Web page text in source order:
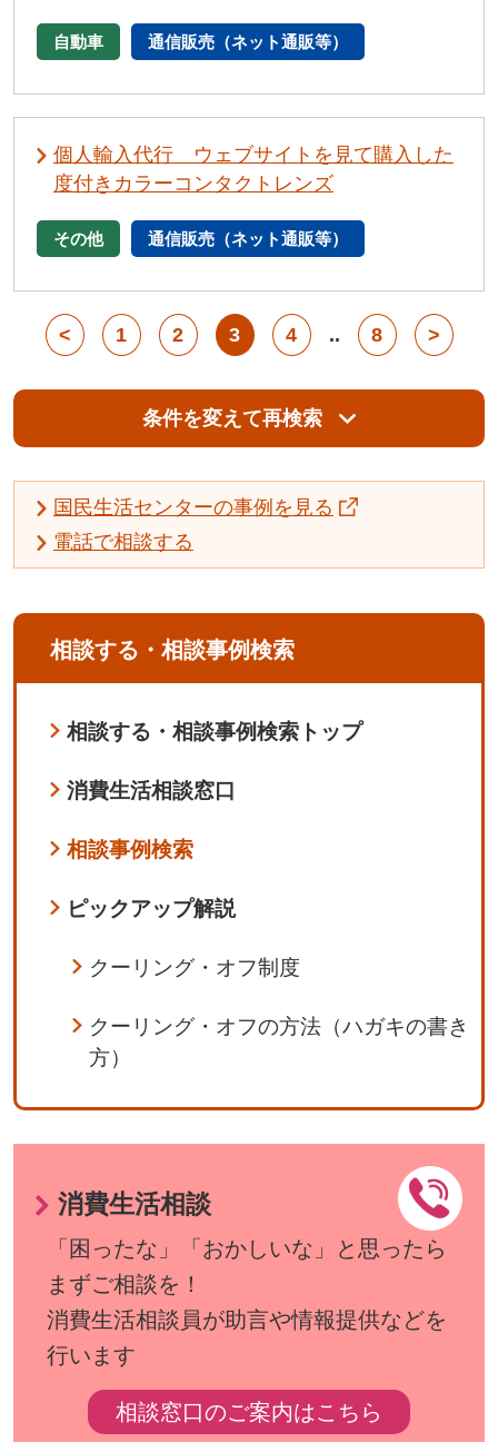
自動車 通信販売（ネット通販等）
個人輸入代行 ウェブサイトを見て購入した
度付きカラーコンタクトレンズ
その他 通信販売（ネット通販等）
< 1 2 3 4 .. 8 >
条件を変えて再検索
国民生活センターの事例を見る
電話で相談する
相談する・相談事例検索
相談する・相談事例検索トップ
消費生活相談窓口
相談事例検索
ピックアップ解説
クーリング・オフ制度
クーリング・オフの方法（ハガキの書き
方）
消費生活相談
「困ったな」「おかしいな」と思ったら
まずご相談を！
消費生活相談員が助言や情報提供などを
行います
相談窓口のご案内はこちら